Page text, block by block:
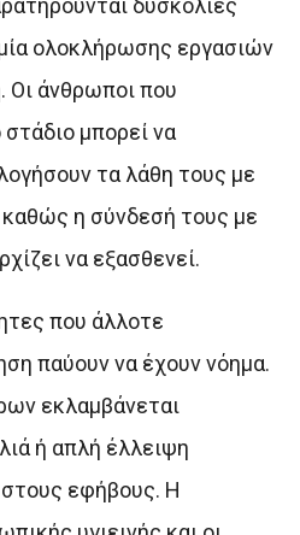
ολοκλήρωσης εργασιών
Οι άνθρωποι που
μπορεί να
τα λάθη τους με
η σύνδεσή τους με
να εξασθενεί.
που άλλοτε
παύουν να έχουν νόημα.
εκλαμβάνεται
ή απλή έλλειψη
στους εφήβους. Η